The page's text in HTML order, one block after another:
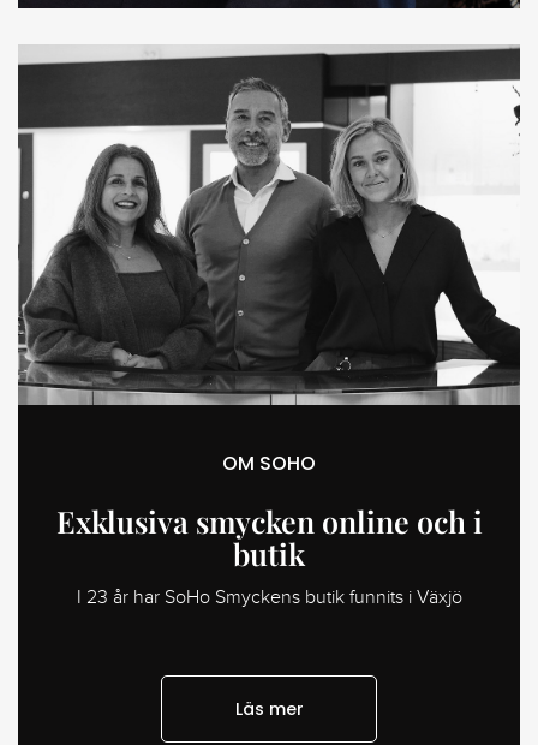
OM SOHO
Exklusiva smycken online och i
butik
I 23 år har SoHo Smyckens butik funnits i Växjö
Läs mer